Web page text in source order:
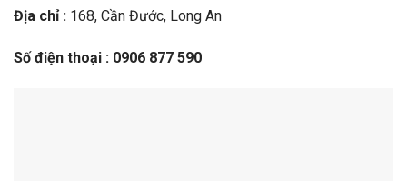
Địa chỉ : 168, Cần Đước, Long An
Số điện thoại : 0906 877 590